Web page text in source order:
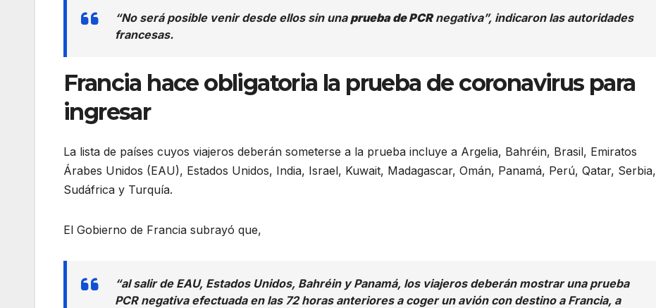
“No será posible venir desde ellos sin una prueba de PCRnegativa”, indicaron las autoridades
francesas.
Francia hace obligatoria la prueba de coronavirus para
ingresar
La lista de países cuyos viajeros deberán someterse a la prueba incluye a Argelia, Bahréin, Brasil, Emiratos
Árabes Unidos (EAU), Estados Unidos, India, Israel, Kuwait, Madagascar, Omán, Panamá, Perú, Qatar, Serbia,
Sudáfrica y Turquía.
El Gobierno de Francia subrayó que,
“al salir de EAU, Estados Unidos, Bahréin y Panamá, los viajeros deberán mostrar una prueba
PCR negativa efectuada en las 72 horas anteriores a coger un avión con destino a Francia, a